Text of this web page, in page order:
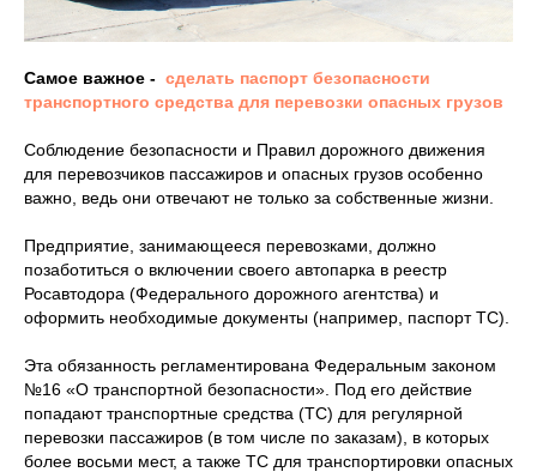
Самое важное - сделать паспорт безопасности
транспортного средства для перевозки опасных грузов
Соблюдение безопасности и Правил дорожного движения
для перевозчиков пассажиров и опасных грузов особенно
важно, ведь они отвечают не только за собственные жизни.
Предприятие, занимающееся перевозками, должно
позаботиться о включении своего автопарка в реестр
Росавтодора (Федерального дорожного агентства) и
оформить необходимые документы (например, паспорт ТС).
Эта обязанность регламентирована Федеральным законом
№16 «О транспортной безопасности». Под его действие
попадают транспортные средства (ТС) для регулярной
перевозки пассажиров (в том числе по заказам), в которых
более восьми мест, а также ТС для транспортировки опасных